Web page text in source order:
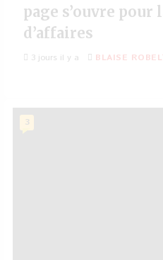
page s’ouvre pour
d’affaires
3 jours il y a BLAISE
3